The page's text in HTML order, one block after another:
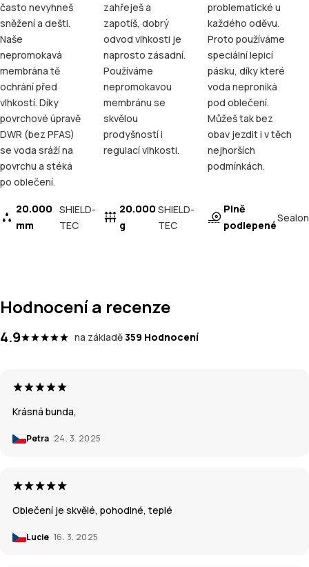
často nevyhneš
sněžení a dešti.
Naše
nepromokavá
membrána tě
ochrání před
vlhkostí. Díky
povrchové úpravě
DWR (bez PFAS)
se voda sráží na
povrchu a stéká
po oblečení.
20.000
mm
SHIELD-
TEC
zahřeješ a
zapotíš, dobrý
odvod vlhkosti je
naprosto zásadní.
Používáme
nepromokavou
membránu se
skvělou
prodyšností i
regulací vlhkosti.
20.000
g
SHIELD-
TEC
problematické u
každého oděvu.
Proto používáme
speciální lepicí
pásku, díky které
voda neproniká
pod oblečení.
Můžeš tak bez
obav jezdit i v těch
nejhorších
podmínkách.
Plně
podlepené
Sealon
Hodnocení a recenze
4.9 na základě359 Hodnocení
Krásná bunda,
Petra 24. 3. 2025
Oblečení je skvělé, pohodlné, teplé
Lucie 16. 3. 2025